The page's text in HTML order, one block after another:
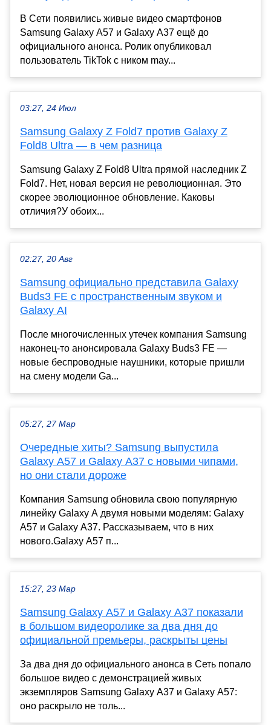
В Сети появились живые видео смартфонов
Samsung Galaxy A57 и Galaxy A37 ещё до
официального анонса. Ролик опубликовал
пользователь TikTok с ником may...
03:27, 24 Июл
Samsung Galaxy Z Fold7 против Galaxy Z
Fold8 Ultra — в чем разница
Samsung Galaxy Z Fold8 Ultra прямой наследник Z
Fold7. Нет, новая версия не революционная. Это
скорее эволюционное обновление. Каковы
отличия?У обоих...
02:27, 20 Авг
Samsung официально представила Galaxy
Buds3 FE с пространственным звуком и
Galaxy AI
После многочисленных утечек компания Samsung
наконец-то анонсировала Galaxy Buds3 FE —
новые беспроводные наушники, которые пришли
на смену модели Ga...
05:27, 27 Мар
Очередные хиты? Samsung выпустила
Galaxy A57 и Galaxy A37 с новыми чипами,
но они стали дороже
Компания Samsung обновила свою популярную
линейку Galaxy A двумя новыми моделям: Galaxy
A57 и Galaxy A37. Рассказываем, что в них
нового.Galaxy A57 п...
15:27, 23 Мар
Samsung Galaxy A57 и Galaxy A37 показали
в большом видеоролике за два дня до
официальной премьеры, раскрыты цены
За два дня до официального анонса в Сеть попало
большое видео с демонстрацией живых
экземпляров Samsung Galaxy A37 и Galaxy A57:
оно раскрыло не толь...